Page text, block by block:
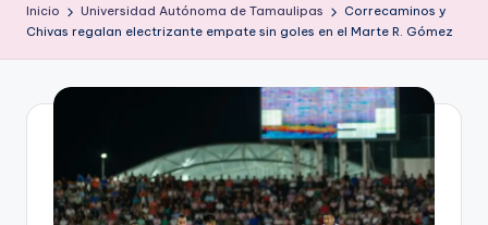
g
a
p
Inicio Universidad Autónoma de Tamaulipas
Correcaminos y
Chivas regalan electrizante empate sin goles en el Marte R. Gómez